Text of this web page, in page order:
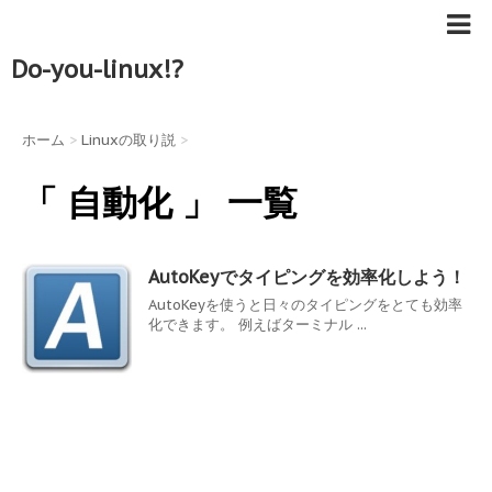
Do-you-linux!?
ホーム > Linuxの取り説 >
「 自動化 」 一覧
AutoKeyでタイピングを効率化しよう！
AutoKeyを使うと日々のタイピングをとても効率
化できます。 例えばターミナル ...